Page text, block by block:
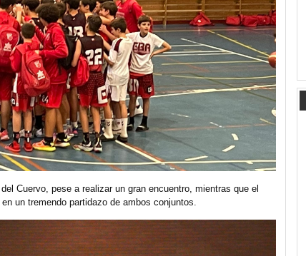
Cuervo, pese a realizar un gran encuentro, mientras que el
un tremendo partidazo de ambos conjuntos.